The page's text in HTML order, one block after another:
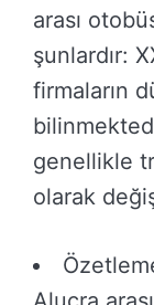
arası
şunlardır:
firmaların
genellikle
olarak